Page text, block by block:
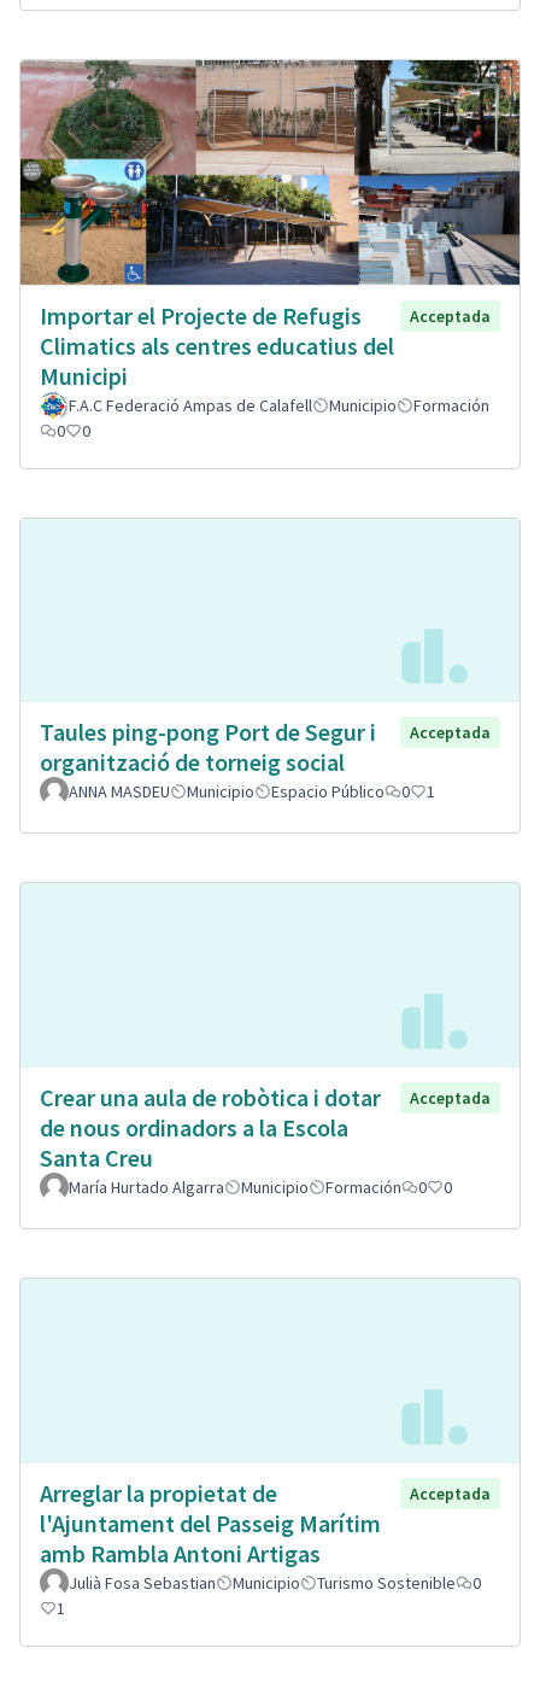
Importar el Projecte de Refugis
Climatics als centres educatius del
Municipi
Acceptada
F.A.C Federació Ampas de Calafell Municipio
Formación
0
0
Taules ping-pong Port de Segur i
organització de torneig social
Acceptada
ANNA MASDEU Municipio Espacio Público 0 1
Crear una aula de robòtica i dotar
de nous ordinadors a la Escola
Santa Creu
Acceptada
María Hurtado Algarra Municipio Formación 0 0
Arreglar la propietat de
l'Ajuntament del Passeig Marítim
amb Rambla Antoni Artigas
Acceptada
Julià Fosa Sebastian Municipio Turismo Sostenible
0
1